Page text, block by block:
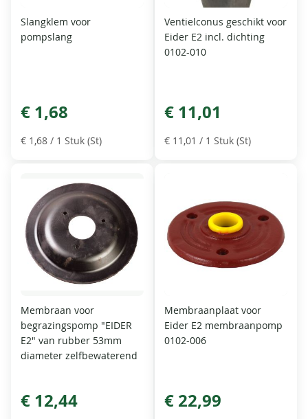
Slangklem voor
pompslang
€ 1,68
€ 1,68 / 1 Stuk (St)
Ventielconus geschikt voor
Eider E2 incl. dichting
0102-010
€ 11,01
€ 11,01 / 1 Stuk (St)
Membraan voor
begrazingspomp "EIDER
E2" van rubber 53mm
diameter zelfbewaterend
€ 12,44
Membraanplaat voor
Eider E2 membraanpomp
0102-006
€ 22,99